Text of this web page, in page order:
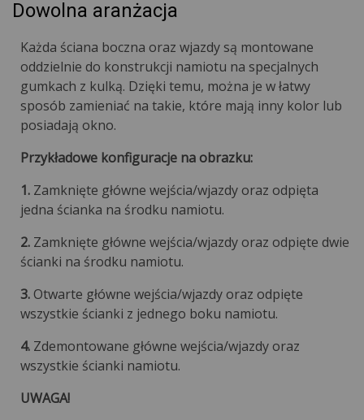
Dowolna aranżacja
Każda ściana boczna oraz wjazdy są montowane
oddzielnie do konstrukcji namiotu na specjalnych
gumkach z kulką. Dzięki temu, można je w łatwy
sposób zamieniać na takie, które mają inny kolor lub
posiadają okno.
Przykładowe konfiguracje na obrazku:
1. Zamknięte główne wejścia/wjazdy oraz odpięta
jedna ścianka na środku namiotu.
2. Zamknięte główne wejścia/wjazdy oraz odpięte dwie
ścianki na środku namiotu.
3.Otwarte główne wejścia/wjazdy oraz odpięte
wszystkie ścianki z jednego boku namiotu.
4. Zdemontowane główne wejścia/wjazdy oraz
wszystkie ścianki namiotu.
UWAGA!